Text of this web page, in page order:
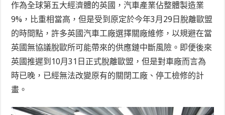
作為全球第五大經濟體的英國，汽車產業佔整體製造業
9%，比重相當高，但是受到原定於今年3月29日脫離歐盟
的時間點，許多英國汽車工廠選擇關廠維修，以規避在當
英國無協議脫歐所可能帶來的供應鏈中斷風險。即便後來
英國推遲到10月31日正式脫離歐盟，但是對車廠而言為
時已晚，已經無法改變原有的關閉工廠、停工檢修的計
畫。